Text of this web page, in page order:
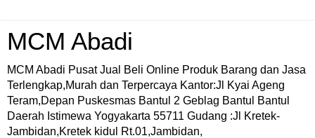
MCM Abadi
MCM Abadi Pusat Jual Beli Online Produk Barang dan Jasa
Terlengkap,Murah dan Terpercaya Kantor:Jl Kyai Ageng
Teram,Depan Puskesmas Bantul 2 Geblag Bantul Bantul
Daerah Istimewa Yogyakarta 55711 Gudang :Jl Kretek-
Jambidan,Kretek kidul Rt.01,Jambidan,